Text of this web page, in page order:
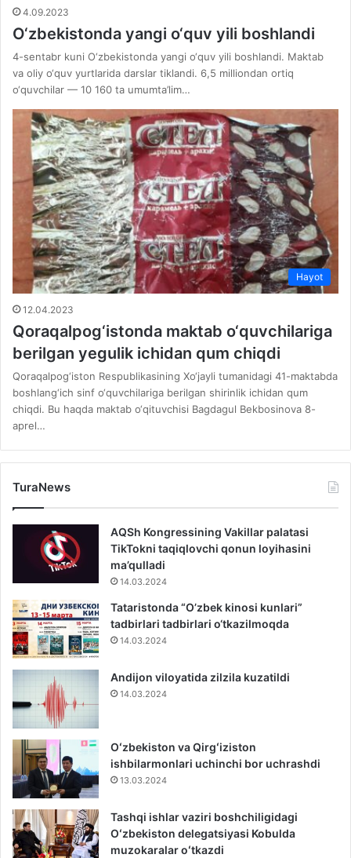
4.09.2023
O‘zbekistonda yangi o‘quv yili boshlandi
4-sentabr kuni O‘zbekistonda yangi o‘quv yili boshlandi. Maktab
va oliy o‘quv yurtlarida darslar tiklandi. 6,5 milliondan ortiq
o‘quvchilar — 10 160 ta umumta’lim…
Hayot
12.04.2023
Qoraqalpog‘istonda maktab o‘quvchilariga
berilgan yegulik ichidan qum chiqdi
Qoraqalpog‘iston Respublikasining Xo‘jayli tumanidagi 41-maktabda
boshlang‘ich sinf o‘quvchilariga berilgan shirinlik ichidan qum
chiqdi. Bu haqda maktab o‘qituvchisi Bagdagul Bekbosinova 8-
aprel…
TuraNews
AQSh Kongressining Vakillar palatasi
TikTokni taqiqlovchi qonun loyihasini
ma’qulladi
14.03.2024
Tataristonda “O’zbek kinosi kunlari”
tadbirlari tadbirlari o‘tkazilmoqda
14.03.2024
Andijon viloyatida zilzila kuzatildi
14.03.2024
Oʻzbekiston va Qirgʻiziston
ishbilarmonlari uchinchi bor uchrashdi
13.03.2024
Tashqi ishlar vaziri boshchiligidagi
Oʻzbekiston delegatsiyasi Kobulda
muzokaralar oʻtkazdi